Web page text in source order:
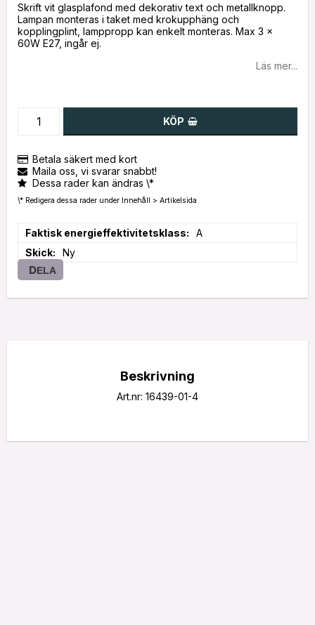
Skrift vit glasplafond med dekorativ text och metallknopp.
Lampan monteras i taket med krokupphäng och
kopplingplint, lamppropp kan enkelt monteras. Max 3 x
60W E27, ingår ej.
Läs mer...
KÖP
Betala säkert med kort
Maila oss, vi svarar snabbt!
Dessa rader kan ändras \*
\* Redigera dessa rader under Innehåll > Artikelsida
Faktisk energieffektivitetsklass
A
Skick
Ny
DELA
Beskrivning
Art.nr: 16439-01-4